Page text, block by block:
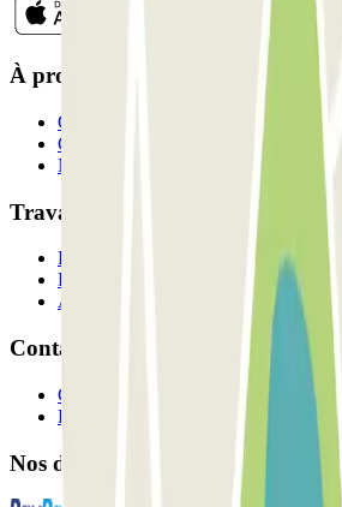
À propos de Parclick
Qui sommes-nous ?
Comment ça marche?
Nos parkings
Travaillons ensemble?
Professionnels
Fournisseur de parking
Affiliés
Contact
Contactez-nous
FAQ
Nos différents modes de paiement: